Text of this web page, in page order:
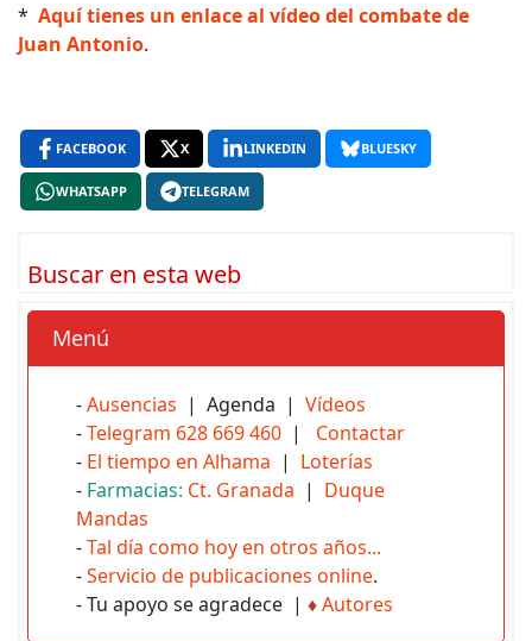
* Aquí tienes un enlace al vídeo del combate de
Juan Antonio.
FACEBOOK X LINKEDIN BLUESKY
WHATSAPP TELEGRAM
Buscar en esta web
Menú
-Ausencias | Agenda | Vídeos
-Telegram 628 669 460 | Contactar
- El tiempo en Alhama | Loterías
- Farmacias: Ct. Granada | Duque
Mandas
-Tal día como hoy en otros años...
-Servicio de publicaciones online.
- Tu apoyo se agradece | ♦Autores